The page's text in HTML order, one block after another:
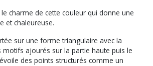
charme de cette couleur qui donne une
et chaleureuse.
sur une forme triangulaire avec la
motifs ajourés sur la partie haute puis le
des points structurés comme un